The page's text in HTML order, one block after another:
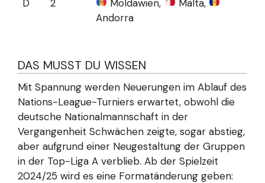
D
2 Moldawien,
Malta,
Andorra
DAS MUSST DU WISSEN
Mit Spannung werden Neuerungen im Ablauf des
Nations-League-Turniers erwartet, obwohl die
deutsche Nationalmannschaft in der
Vergangenheit Schwächen zeigte, sogar abstieg,
aber aufgrund einer Neugestaltung der Gruppen
in der Top-Liga A verblieb. Ab der Spielzeit
2024/25 wird es eine Formatänderung geben: